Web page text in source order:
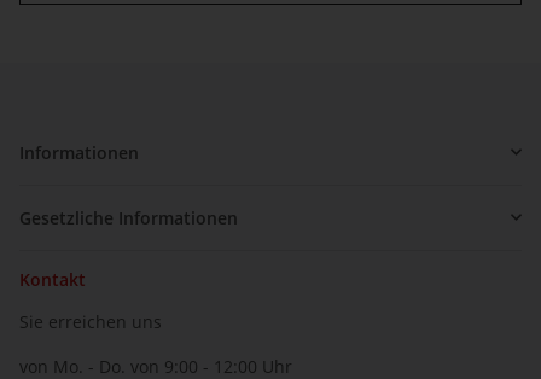
Informationen
Gesetzliche Informationen
Kontakt
Sie erreichen uns
von Mo. - Do. von 9:00 - 12:00 Uhr